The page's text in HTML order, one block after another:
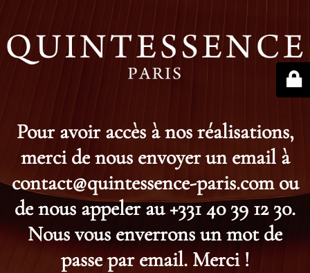
Pour avoir accès à nos réalisations,
merci de nous envoyer un email à
contact@quintessence-paris.com ou
de nous appeler au +331 40 39 12 30.
Nous vous enverrons un mot de
passe par email. Merci !